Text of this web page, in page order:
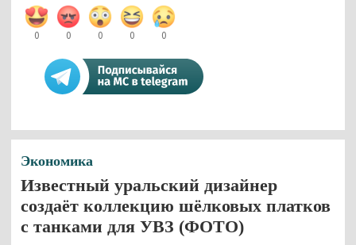
0 0 0 0 0
Экономика
Известный уральский дизайнер
создаёт коллекцию шёлковых платков
с танками для УВЗ (ФОТО)